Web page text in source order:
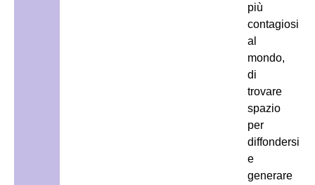
più
contagiosi
al
mondo,
di
trovare
spazio
per
diffondersi
e
generare